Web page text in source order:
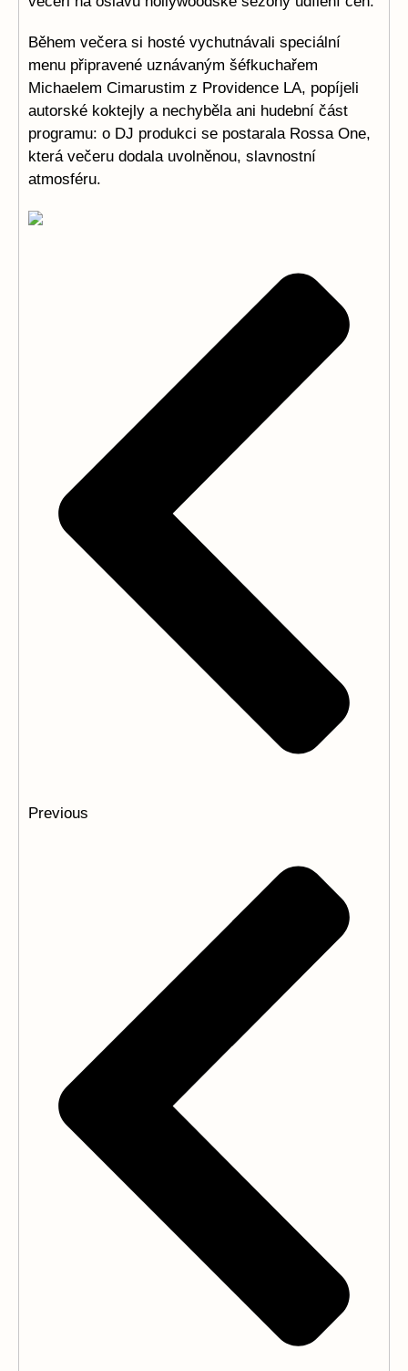
Během večera si hosté vychutnávali speciální
menu připravené uznávaným šéfkuchařem
Michaelem Cimarustim z Providence LA, popíjeli
autorské koktejly a nechyběla ani hudební část
programu: o DJ produkci se postarala Rossa One,
která večeru dodala uvolněnou, slavnostní
atmosféru.
Previous